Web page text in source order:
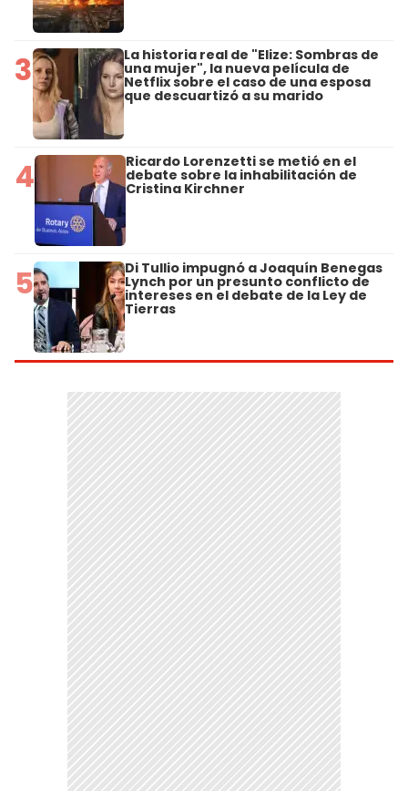
3 La historia real de "Elize: Sombras de
una mujer", la nueva película de
Netflix sobre el caso de una esposa
que descuartizó a su marido
4 Ricardo Lorenzetti se metió en el
debate sobre la inhabilitación de
Cristina Kirchner
5 Di Tullio impugnó a Joaquín Benegas
Lynch por un presunto conflicto de
intereses en el debate de la Ley de
Tierras